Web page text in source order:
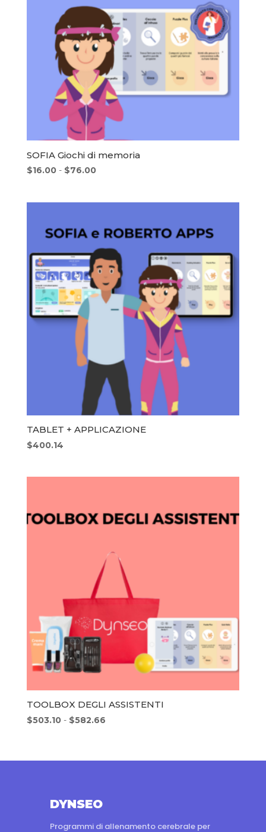
SOFIA Giochi di memoria
$16.00 - $76.00Fascia
a
$76.00
TABLET + APPLICAZIONE
$400.14
TOOLBOX DEGLI ASSISTENTI
$503.10 - $582.66Fascia
da
DYNSEO
Programmi di allenamento cerebrale per